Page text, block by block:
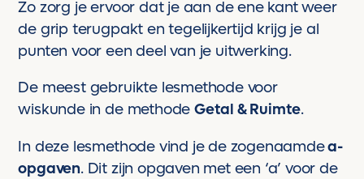
Zo zorg je ervoor dat je aan de ene kant weer
de grip terugpakt en tegelijkertijd krijg je al
punten voor een deel van je uitwerking.
De meest gebruikte lesmethode voor
wiskunde in de methode Getal & Ruimte.
In deze lesmethode vind je de zogenaamdea-
opgaven. Dit zijn opgaven met een ‘a’ voor de